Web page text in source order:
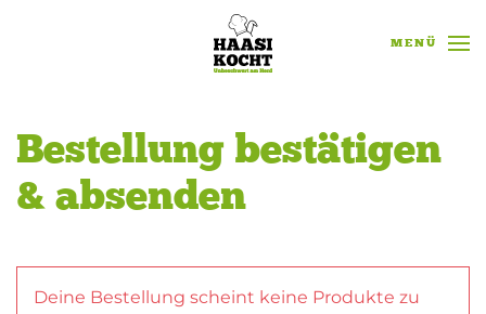
Zum Hauptinhalt springen MENÜ
Bestellung bestätigen
& absenden
Deine Bestellung scheint keine Produkte zu